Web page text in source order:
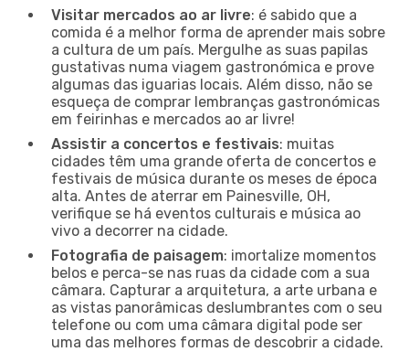
Visitar mercados ao ar livre: é sabido que a
comida é a melhor forma de aprender mais sobre
a cultura de um país. Mergulhe as suas papilas
gustativas numa viagem gastronómica e prove
algumas das iguarias locais. Além disso, não se
esqueça de comprar lembranças gastronómicas
em feirinhas e mercados ao ar livre!
Assistir a concertos e festivais: muitas
cidades têm uma grande oferta de concertos e
festivais de música durante os meses de época
alta. Antes de aterrar em Painesville, OH,
verifique se há eventos culturais e música ao
vivo a decorrer na cidade.
Fotografia de paisagem: imortalize momentos
belos e perca-se nas ruas da cidade com a sua
câmara. Capturar a arquitetura, a arte urbana e
as vistas panorâmicas deslumbrantes com o seu
telefone ou com uma câmara digital pode ser
uma das melhores formas de descobrir a cidade.